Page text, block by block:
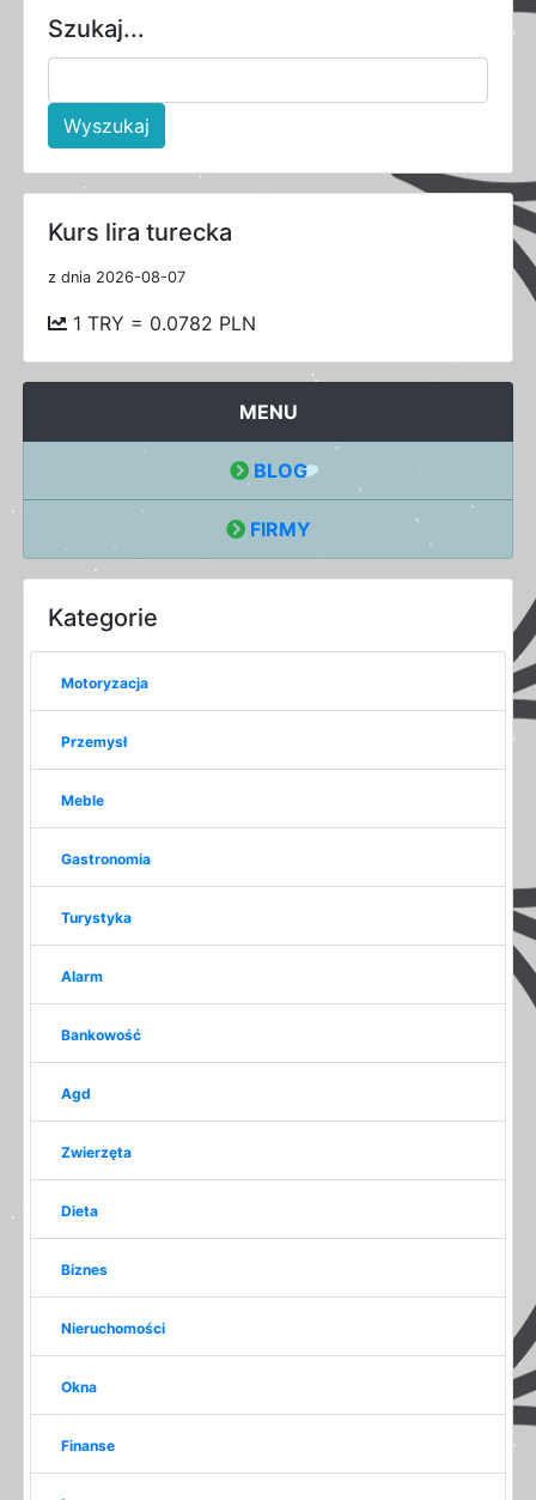
Szukaj...
Wyszukaj
Kurs lira turecka
z dnia 2026-08-07
1 TRY = 0.0782 PLN
MENU
BLOG
FIRMY
Kategorie
Motoryzacja
Przemysł
Meble
Gastronomia
Turystyka
Alarm
Bankowość
Agd
Zwierzęta
Dieta
Biznes
Nieruchomości
Okna
Finanse